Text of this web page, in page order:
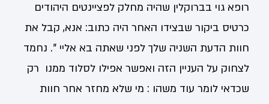
רופא גוי בברוקלין שהיה מחלק לפציינטים היהודים
כרטיס ביקור שבצידו האחר היה כתוב: אנא, קבל את
חוות הדעת השניה שלך לפני שאתה בא אליי ". נחמד
לצחוק על העניין הזה ואפשר אפילו לסלוד ממנו רק
שכדאי לומר עוד משהו : מי שלא מחזר אחר חוות